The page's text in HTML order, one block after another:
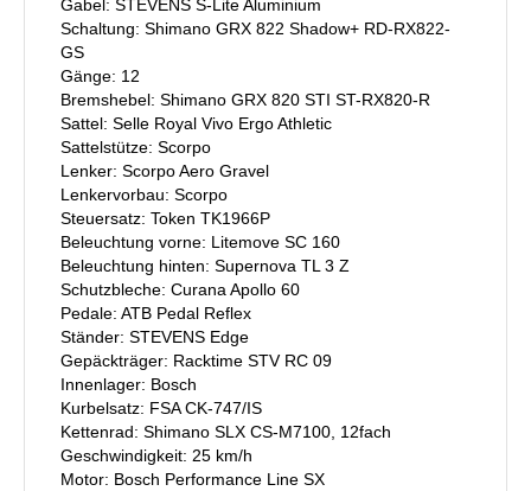
Gabel: STEVENS S-Lite Aluminium
Schaltung: Shimano GRX 822 Shadow+ RD-RX822-
GS
Gänge: 12
Bremshebel: Shimano GRX 820 STI ST-RX820-R
Sattel: Selle Royal Vivo Ergo Athletic
Sattelstütze: Scorpo
Lenker: Scorpo Aero Gravel
Lenkervorbau: Scorpo
Steuersatz: Token TK1966P
Beleuchtung vorne: Litemove SC 160
Beleuchtung hinten: Supernova TL 3 Z
Schutzbleche: Curana Apollo 60
Pedale: ATB Pedal Reflex
Ständer: STEVENS Edge
Gepäckträger: Racktime STV RC 09
Innenlager: Bosch
Kurbelsatz: FSA CK-747/IS
Kettenrad: Shimano SLX CS-M7100, 12fach
Geschwindigkeit: 25 km/h
Motor: Bosch Performance Line SX